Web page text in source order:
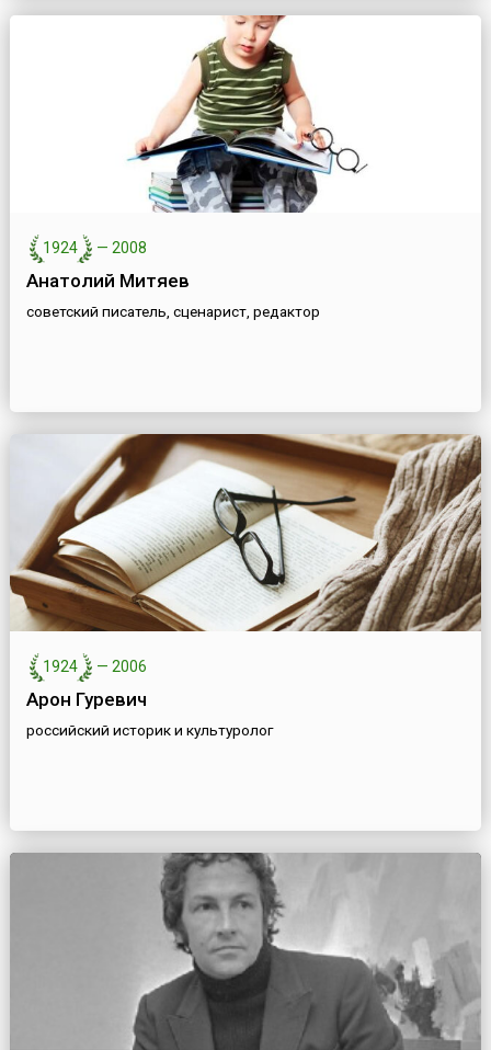
1924 — 2008
Анатолий Митяев
советский писатель, сценарист, редактор
1924 — 2006
Арон Гуревич
российский историк и культуролог